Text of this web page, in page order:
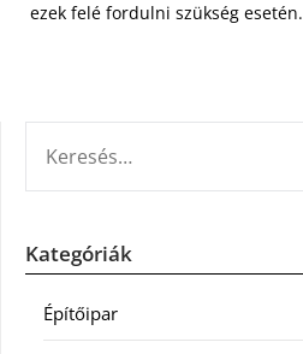
ezek felé fordulni szükség esetén.
Kategóriák
Építőipar